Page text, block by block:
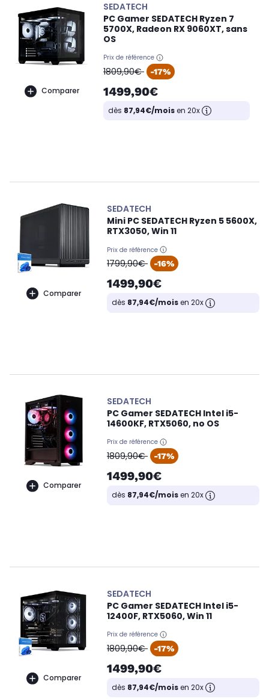
Comparer
SEDATECH
PC Gamer SEDATECH Ryzen 7
5700X, Radeon RX 9060XT, sans
OS
Prix de référence
oldPrice
1809,90€ -17%
1499,90€
dès 87,94€/moisen 20x
Comparer
SEDATECH
Mini PC SEDATECH Ryzen 5 5600X,
RTX3050, Win 11
Prix de référence
oldPrice
1799,90€ -16%
1499,90€
dès 87,94€/moisen 20x
Comparer
SEDATECH
PC Gamer SEDATECH Intel i5-
14600KF, RTX5060, no OS
Prix de référence
oldPrice
1809,90€ -17%
1499,90€
dès 87,94€/moisen 20x
Comparer
SEDATECH
PC Gamer SEDATECH Intel i5-
12400F, RTX5060, Win 11
Prix de référence
oldPrice
1809,90€ -17%
1499,90€
dès 87,94€/moisen 20x